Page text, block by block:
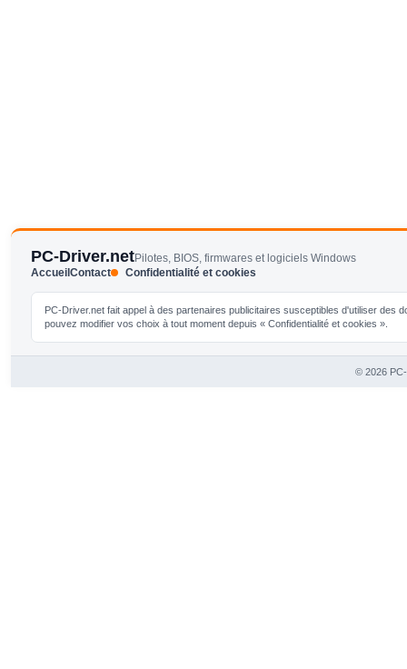
PC-Driver.netPilotes, BIOS, firmwares et logiciels Windows
AccueilContact Confidentialité et cookies
PC-Driver.net fait appel à des partenaires publicitaires susceptibles d'utiliser
pouvez modifier vos choix à tout moment depuis « Confidentialité et cookies ».
© 2026